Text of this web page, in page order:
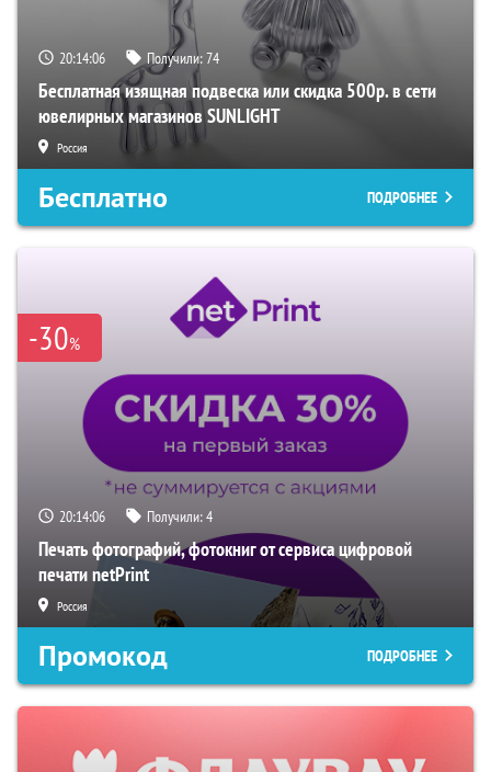
20:14:05 Получили:74
Бесплатная изящная подвеска или скидка 500р. в сети
ювелирных магазинов SUNLIGHT
Россия
Бесплатно ПОДРОБНЕЕ
-30%
20:14:05 Получили:4
Печать фотографий, фотокниг от сервиса цифровой
печати netPrint
Россия
Промокод ПОДРОБНЕЕ